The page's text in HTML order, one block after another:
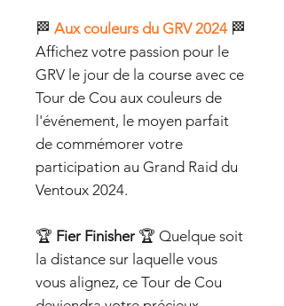
🏁 Aux couleurs du GRV 2024🏁
Affichez votre passion pour le
GRV le jour de la course avec ce
Tour de Cou aux couleurs de
l'événement, le moyen parfait
de commémorer votre
participation au Grand Raid du
Ventoux 2024.
🏆 Fier Finisher 🏆 Quelque soit
la distance sur laquelle vous
vous alignez, ce Tour de Cou